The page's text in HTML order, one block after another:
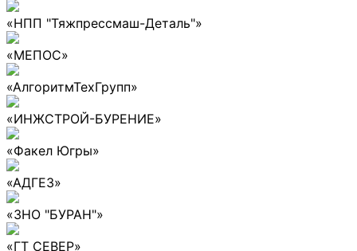
«НПП "Тяжпрессмаш-Деталь"»
«МЕПОС»
«АлгоритмТехГрупп»
«ИНЖСТРОЙ-БУРЕНИЕ»
«Факел Югры»
«АДГЕЗ»
«ЗНО "БУРАН"»
«ГТ СЕВЕР»